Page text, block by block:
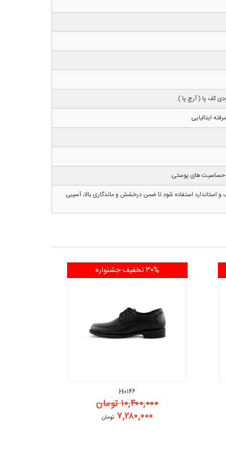
کف پا ( آرچ پا ).
ایتالیایی
حساسیت های پوستی.
استفاده شود تا ضمن درخشش و ماندگاری بالا، آسیبی
H۰۱۴۶
۱۰,۴۰۰,۰۰۰تومان
۷,۲۸۰,۰۰۰ تومان
۳۰% تخفیف جشنواره